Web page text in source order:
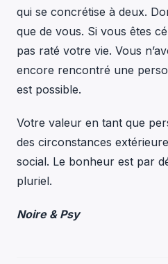
qui se concrétise à deux.
que de vous. Si vous êtes
pas raté votre vie. Vous
encore rencontré une
est possible.
Votre valeur en tant que
des circonstances
social. Le bonheur est par
pluriel.
Noire & Psy